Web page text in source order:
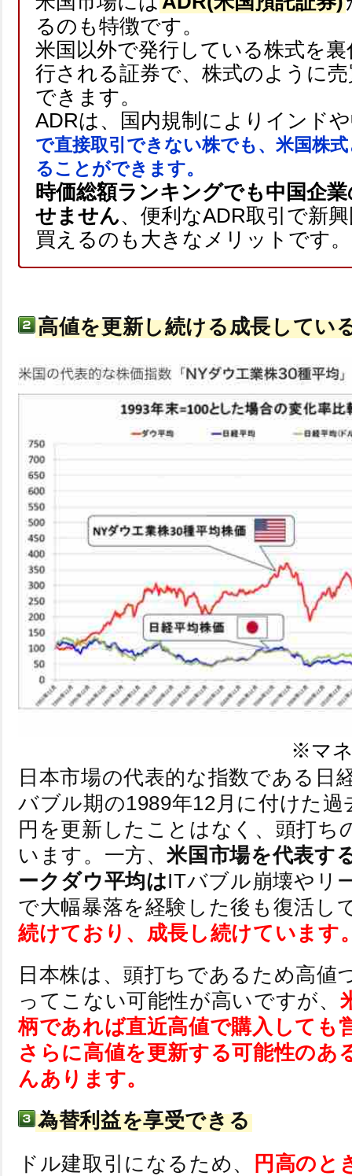
るのも特徴です。
米国以外で発行している株式を
行される証券で、株式のように
できます。
ADRは、国内規制によりインド
で直接取引できない株でも、米国株
ることができます。
時価総額ランキングでも中国企
せません、便利なADR取引で新
買えるのも大きなメリットです。
高値を更新し続ける成長してい
※マ
日本市場の代表的な指数である日
バブル期の1989年12月に付けた過
円を更新したことはなく、頭打ち
います。一方、米国市場を代表す
ークダウ平均はITバブル崩壊やリ
で大幅暴落を経験した後も復活し
続けており、成長し続けています
日本株は、頭打ちであるため高値
ってこない可能性が高いですが、
柄であれば直近高値で購入しても
さらに高値を更新する可能性のあ
んあります。
為替利益を享受できる
ドル建取引になるため、
円高のと